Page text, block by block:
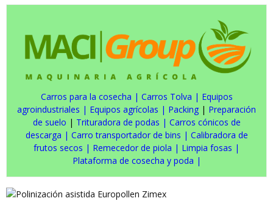
Carros para la cosecha | Carros Tolva | Equipos
agroindustriales | Equipos agrícolas | Packing | Preparación
de suelo | Trituradora de podas | Carros cónicos de
descarga | Carro transportador de bins | Calibradora de
frutos secos | Remecedor de piola | Limpia fosas |
Plataforma de cosecha y poda |